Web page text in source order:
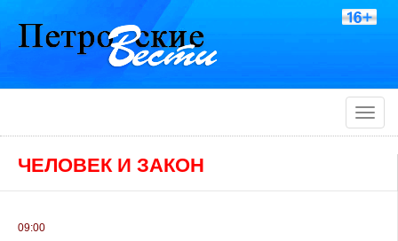
Toggle
ЧЕЛОВЕК И ЗАКОН
09:00